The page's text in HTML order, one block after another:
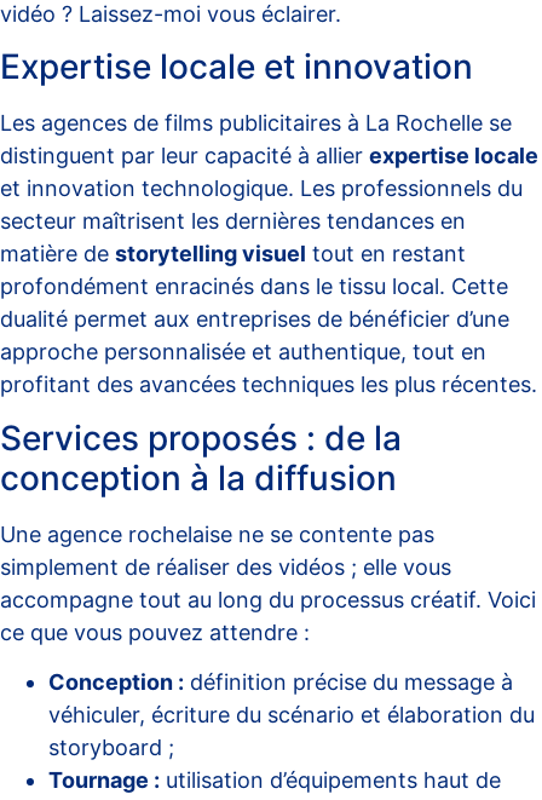
vidéo ? Laissez-moi vous éclairer.
Expertise locale et innovation
Les agences de films publicitaires à La Rochelle se
distinguent par leur capacité à allier expertise locale
et innovation technologique. Les professionnels du
secteur maîtrisent les dernières tendances en
matière de storytelling visuel tout en restant
profondément enracinés dans le tissu local. Cette
dualité permet aux entreprises de bénéficier d’une
approche personnalisée et authentique, tout en
profitant des avancées techniques les plus récentes.
Services proposés : de la
conception à la diffusion
Une agence rochelaise ne se contente pas
simplement de réaliser des vidéos ; elle vous
accompagne tout au long du processus créatif. Voici
ce que vous pouvez attendre :
Conception : définition précise du message à
véhiculer, écriture du scénario et élaboration du
storyboard ;
Tournage : utilisation d’équipements haut de